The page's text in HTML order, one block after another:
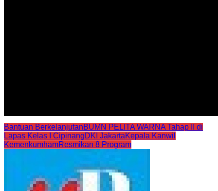
Bantuan BerkelanjutanBUMN PELITA WARNA Tahap II di
Lapas Kelas I CipinangDKI JakartaKepala Kanwil
KemenkumhamResmikan 8 Program